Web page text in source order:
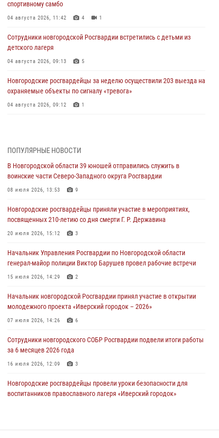
спортивному самбо
04 августа 2026, 11:42 4 1
Сотрудники новгородской Росгвардии встретились с детьми из
детского лагеря
04 августа 2026, 09:13 5
Новгородские росгвардейцы за неделю осуществили 203 выезда на
охраняемые объекты по сигналу «тревога»
04 августа 2026, 09:12 1
В Великом Новгороде сотрудники центра лицензионно-
разрешительной работы Росгвардии провели телефонную «горячую
30 июля 2026, 14:36 1
Новгородские росгвардейцы рассказали о службе детям из летнего
30 июля 2026, 08:40 5
Новгородские росгвардейцы задержали мужчину
Телесюжет в программе "Новгородское областное телевидение.
Новости часа." от 29 июля 2026 года. Новгородские призывники
29 июля 2026, 12:54 1
ПОПУЛЯРНЫЕ НОВОСТИ
В Новгородской области 39 юношей отправились служить в
воинские части Северо-Западного округа Росгвардии
08 июля 2026, 13:53 9
Новгородские росгвардейцы приняли участие в мероприятиях,
посвященных 210-летию со дня смерти Г. Р. Державина
20 июля 2026, 15:12 3
Начальник Управления Росгвардии по Новгородской области
генерал-майор полиции Виктор Барушев провел рабочие встречи
15 июля 2026, 14:29 2
Начальник новгородской Росгвардии принял участие в открытии
молодежного проекта «Иверский городок – 2026»
07 июля 2026, 14:26 6
Сотрудники новгородского СОБР Росгвардии подвели итоги работы
за 6 месяцев 2026 года
16 июля 2026, 12:09 3
Новгородские росгвардейцы провели уроки безопасности для
воспитанников православного лагеря «Иверский городок»